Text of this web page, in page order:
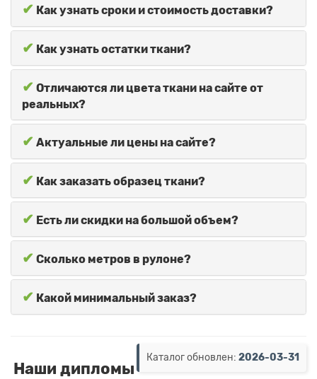
✔ Как узнать сроки и стоимость доставки?
✔ Как узнать остатки ткани?
✔ Отличаются ли цвета ткани на сайте от
реальных?
✔ Актуальные ли цены на сайте?
✔ Как заказать образец ткани?
✔ Есть ли скидки на большой объем?
✔ Сколько метров в рулоне?
✔ Какой минимальный заказ?
Каталог обновлен: 2026-03-31
Наши дипломы